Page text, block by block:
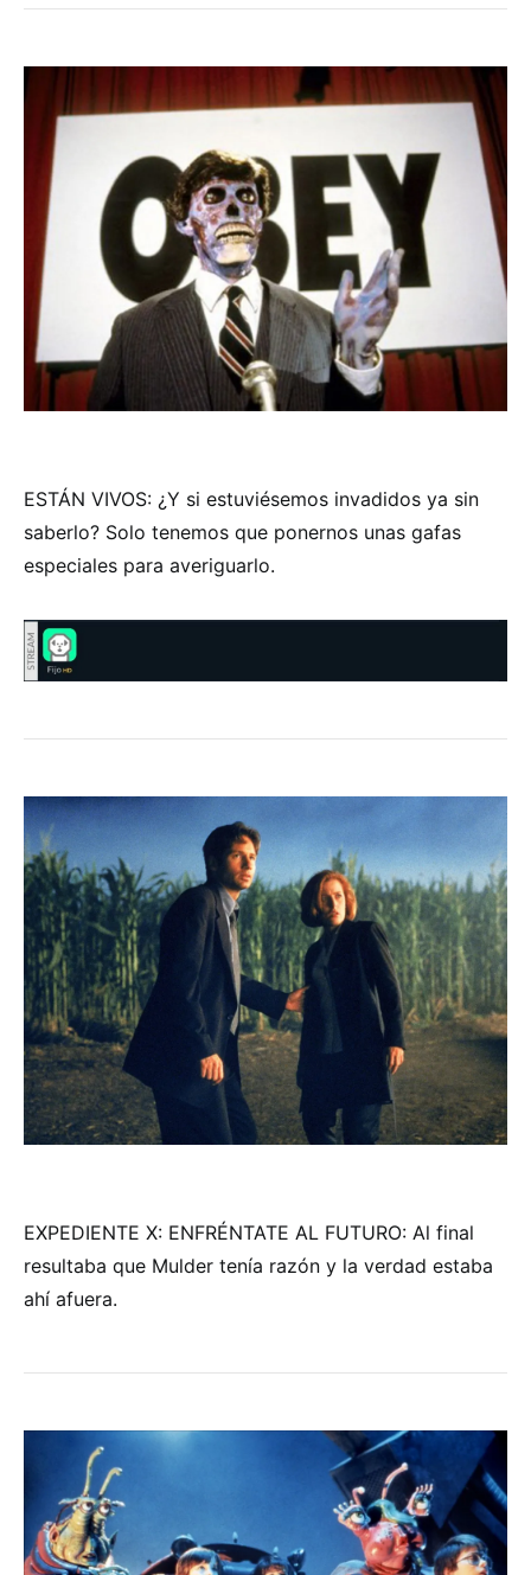
ESTÁN VIVOS: ¿Y si estuviésemos invadidos ya sin
saberlo? Solo tenemos que ponernos unas gafas
especiales para averiguarlo.
EXPEDIENTE X: ENFRÉNTATE AL FUTURO: Al final
resultaba que Mulder tenía razón y la verdad estaba
ahí afuera.